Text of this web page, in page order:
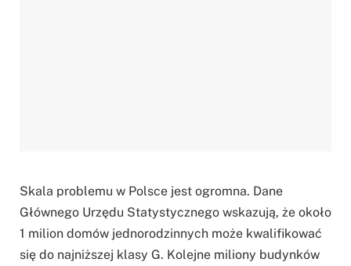
Skala problemu w Polsce jest ogromna. Dane
Głównego Urzędu Statystycznego wskazują, że około
1 milion domów jednorodzinnych może kwalifikować
się do najniższej klasy G. Kolejne miliony budynków